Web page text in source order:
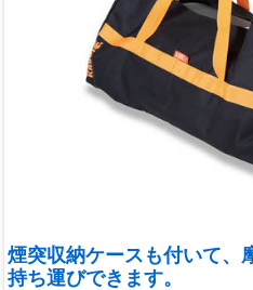
煙突収納ケースも付いて、
持ち運びできます。